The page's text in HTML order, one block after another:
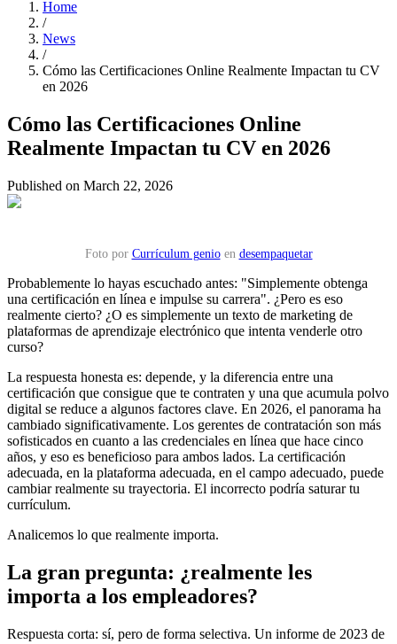
Home
/
News
/
Cómo las Certificaciones Online Realmente Impactan tu CV
en 2026
Cómo las Certificaciones Online
Realmente Impactan tu CV en 2026
Published on March 22, 2026
Foto por Currículum genioen desempaquetar
Probablemente lo hayas escuchado antes: "Simplemente obtenga
una certificación en línea e impulse su carrera". ¿Pero es eso
realmente cierto? ¿O es simplemente un texto de marketing de
plataformas de aprendizaje electrónico que intenta venderle otro
curso?
La respuesta honesta es: depende, y la diferencia entre una
certificación que consigue que te contraten y una que acumula polvo
digital se reduce a algunos factores clave. En 2026, el panorama ha
cambiado significativamente. Los gerentes de contratación son más
sofisticados en cuanto a las credenciales en línea que hace cinco
años, y eso es beneficioso para ambos lados. La certificación
adecuada, en la plataforma adecuada, en el campo adecuado, puede
cambiar realmente su trayectoria. El incorrecto podría saturar tu
currículum.
Analicemos lo que realmente importa.
La gran pregunta: ¿realmente les
importa a los empleadores?
Respuesta corta: sí, pero de forma selectiva. Un informe de 2023 de